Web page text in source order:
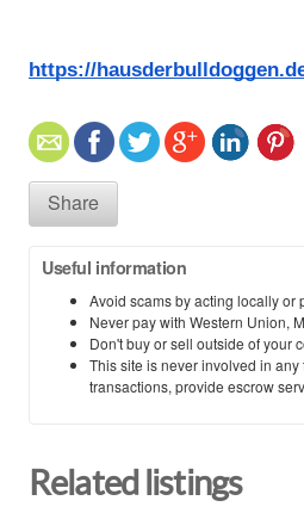
https://
Share
Useful information
Avoid scams by acting locally or
Never pay with Western Union,
Don't buy or sell outside of your
This site is never involved in
transactions, provide escrow
Related listings